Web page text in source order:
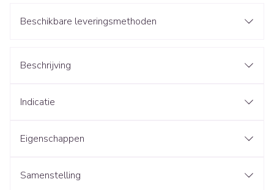
Beschikbare leveringsmethoden
Beschrijving
Indicatie
Eigenschappen
Samenstelling